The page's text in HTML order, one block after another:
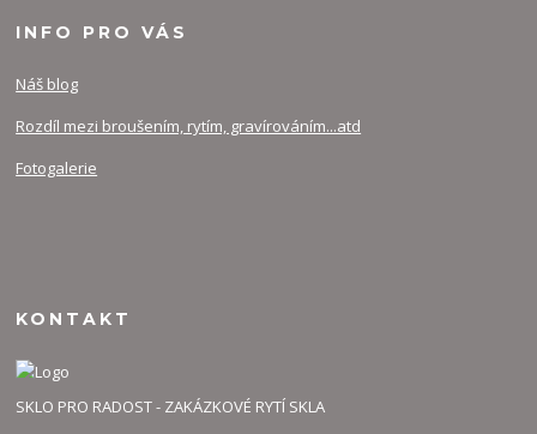
INFO PRO VÁS
Náš blog
Rozdíl mezi broušením, rytím, gravírováním...atd
Fotogalerie
KONTAKT
SKLO PRO RADOST - ZAKÁZKOVÉ RYTÍ SKLA